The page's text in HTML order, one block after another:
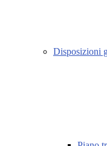
Disposizioni